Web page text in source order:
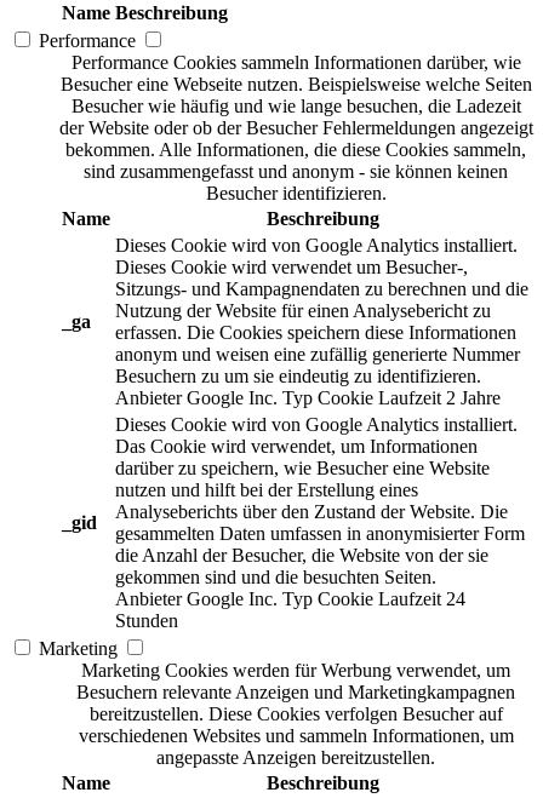
Name Beschreibung
Performance
Performance Cookies sammeln Informationen darüber, wie
Besucher eine Webseite nutzen. Beispielsweise welche Seiten
Besucher wie häufig und wie lange besuchen, die Ladezeit
der Website oder ob der Besucher Fehlermeldungen angezeigt
bekommen. Alle Informationen, die diese Cookies sammeln,
sind zusammengefasst und anonym - sie können keinen
Besucher identifizieren.
Name
Beschreibung
_ga
Dieses Cookie wird von Google Analytics installiert.
Dieses Cookie wird verwendet um Besucher-,
Sitzungs- und Kampagnendaten zu berechnen und die
Nutzung der Website für einen Analysebericht zu
erfassen. Die Cookies speichern diese Informationen
anonym und weisen eine zufällig generierte Nummer
Besuchern zu um sie eindeutig zu identifizieren.
Anbieter Google Inc. Typ Cookie Laufzeit 2 Jahre
_gid
Dieses Cookie wird von Google Analytics installiert.
Das Cookie wird verwendet, um Informationen
darüber zu speichern, wie Besucher eine Website
nutzen und hilft bei der Erstellung eines
Analyseberichts über den Zustand der Website. Die
gesammelten Daten umfassen in anonymisierter Form
die Anzahl der Besucher, die Website von der sie
gekommen sind und die besuchten Seiten.
Anbieter Google Inc. Typ Cookie Laufzeit 24
Stunden
Marketing
Marketing Cookies werden für Werbung verwendet, um
Besuchern relevante Anzeigen und Marketingkampagnen
bereitzustellen. Diese Cookies verfolgen Besucher auf
verschiedenen Websites und sammeln Informationen, um
angepasste Anzeigen bereitzustellen.
Name
Beschreibung